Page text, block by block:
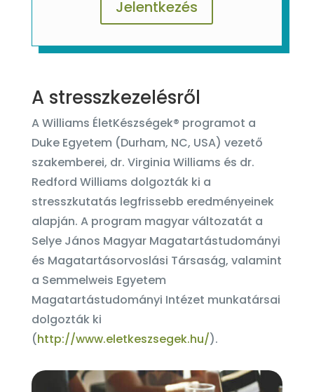
Jelentkezés
A stresszkezelésről
A Williams ÉletKészségek® programot a
Duke Egyetem (Durham, NC, USA) vezető
szakemberei, dr. Virginia Williams és dr.
Redford Williams dolgozták ki a
stresszkutatás legfrissebb eredményeinek
alapján. A program magyar változatát a
Selye János Magyar Magatartástudományi
és Magatartásorvoslási Társaság, valamint
a Semmelweis Egyetem
Magatartástudományi Intézet munkatársai
dolgozták ki
(http://www.eletkeszsegek.hu/).